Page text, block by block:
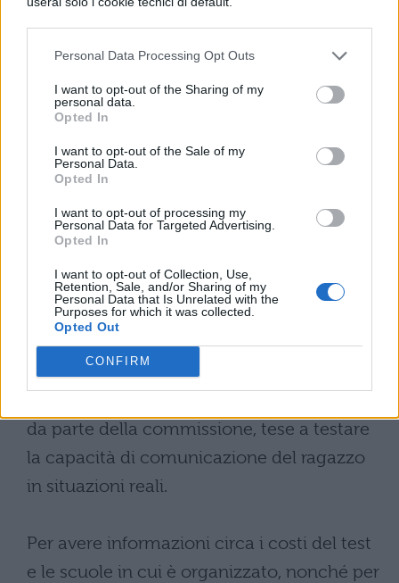
Personal Data Processing Opt Outs
I want to opt-out of the Sharing of my
personal data.
Opted In
I want to opt-out of the Sale of my
Personal Data.
Opted In
I want to opt-out of processing my
Personal Data for Targeted Advertising.
Opted In
I want to opt-out of Collection, Use,
Retention, Sale, and/or Sharing of my
Personal Data that Is Unrelated with the
Purposes for which it was collected.
Opted Out
CONFIRM
grammatica, la sintassi e l’ortografia.
3.LISTENING
: le capacità del candidato
di comprenderlo e memorizzarlo verranno
4.SPEAKING
: attraverso questo test, ci si
posseduto dal candidato e della sua abilità
precedentemente preparato. L’allievo potrà
infatti discutere un saggio a sua scelta, sia
esso un articolo, un libro, una pubblicità.
Dalla presentazione effettuata dal
da parte della commissione, tese a testare
la capacità di comunicazione del ragazzo
in situazioni reali.
Per avere informazioni circa i costi del test
e le scuole in cui è organizzato, nonché per